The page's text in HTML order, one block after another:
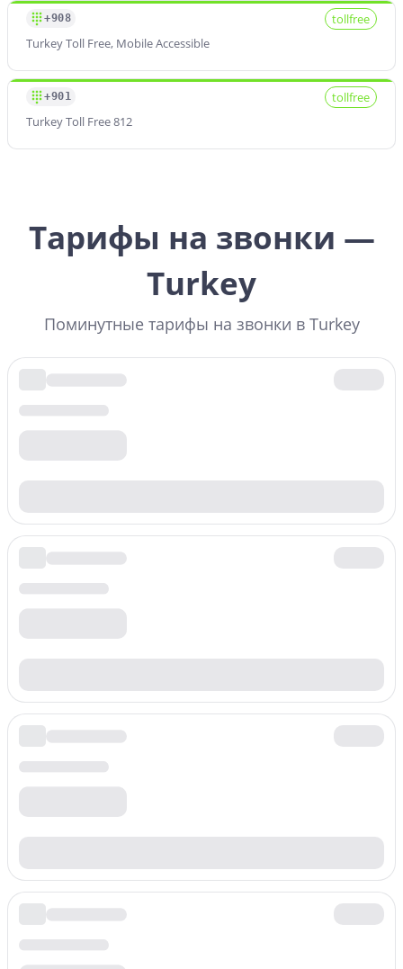
+908
tollfree
Turkey Toll Free, Mobile Accessible
+901
tollfree
Turkey Toll Free 812
Тарифы на звонки —
Turkey
Поминутные тарифы на звонки в Turkey